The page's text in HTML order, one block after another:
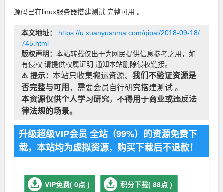
源码已在linux服务器搭建测试 完整可用 。
本文地址：
https://u.xuanyuanma.com/qipai/2018-09-18/
745.html
版权声明： 本站转载仅出于为网民提供信息参考之用，如
有侵权 请提供权属证明 通知本站删除侵权链接。
⚠️ 提示： 本站只收集搬运资源、 我们不验证资源是
否完整与可用 ，需要会员自行研究搭建测试 。
本资源仅供个人学习研究，不得用于商业或违反法
律法规的场景。
升级超级VIP会员 全站（99%）的资源免费下
载，本站均为虚拟资源，购买下载后不退款！
VIP免费( 0点 ) 积分下载( 88点 )